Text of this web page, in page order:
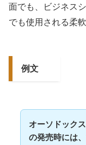
面でも、ビジネス
でも使用される柔
例文
オーソドック
の発売時には